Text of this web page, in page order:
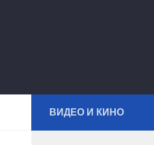
ВИДЕО И КИНО